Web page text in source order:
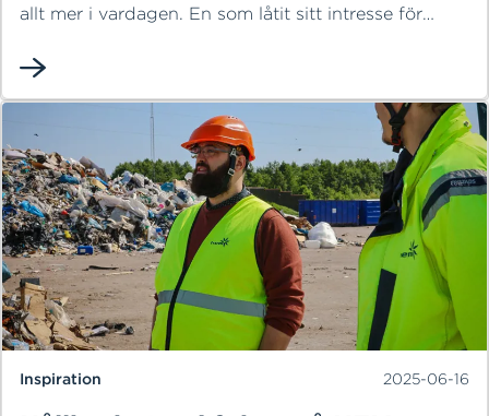
allt mer i vardagen. En som låtit sitt intresse för
Linnér, teknisk projektledare på HEM. Nu hjälper han
med att deras fjärrvärmeledningar moderniseras på
Kärrhöksvägen i Fyllinge.
Inspiration 2025-06-16